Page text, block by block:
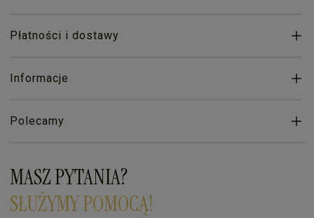
Płatności i dostawy
Informacje
Polecamy
MASZ PYTANIA?
SŁUŻYMY POMOCĄ!